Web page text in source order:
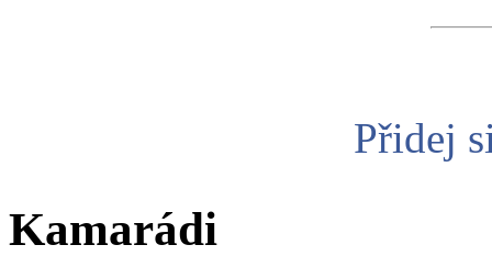
Přidej
Kamarádi